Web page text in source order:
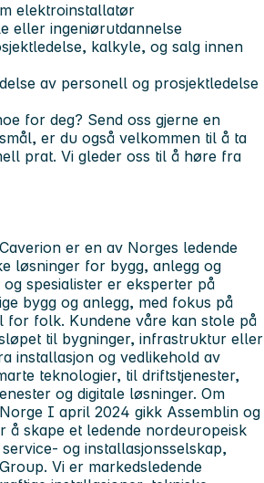
elektroinstallatør
eller ingeniørutdannelse
kalkyle, og salg innen
av personell og prosjektledelse
for deg? Send oss gjerne en
er du også velkommen til å ta
prat. Vi gleder oss til å høre fra
er en av Norges ledende
løsninger for bygg, anlegg og
spesialister er eksperter på
bygg og anlegg, med fokus på
for folk. Kundene våre kan stole på
til bygninger, infrastruktur eller
installasjon og vedlikehold av
teknologier, til driftstjenester,
og digitale løsninger. Om
I april 2024 gikk Assemblin og
å skape et ledende nordeuropeisk
og installasjonsselskap,
Vi er markedsledende